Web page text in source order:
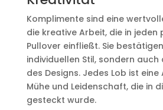
Komplimente sind eine
die kreative Arbeit, die in jeden
Pullover einfließt. Sie
individuellen Stil, sondern
des Designs. Jedes Lob ist
Mühe und Leidenschaft, die in
gesteckt wurde.